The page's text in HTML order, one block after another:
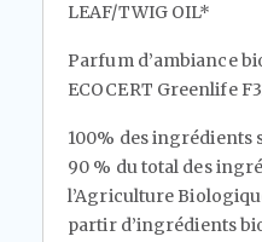
LEAF/TWIG OIL*
Parfum d’ambiance
ECOCERT Greenlife
100% des ingrédients
90 % du total des
l’Agriculture
partir d’ingrédients